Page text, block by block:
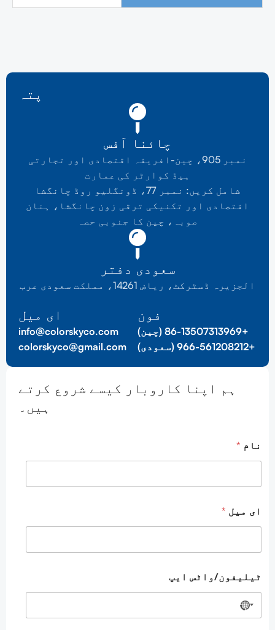
پتہ
چائنا آفس
نمبر 905، چین-افریقہ اقتصادی اور تجارتی
ہیڈ کوارٹر کی عمارت
شامل کریں: نمبر 77، ڈونگلیو روڈ چانگشا
اقتصادی اور تکنیکی ترقی زون چانگشا، ہنان
صوبہ، چین کا جنوبی حصہ
سعودی دفتر
الجزیرہ ڈسٹرکٹ، ریاض 14261، مملکت سعودی عرب
فون
+86-13507313969 (چین)
+966-561208212 (سعودی)
ای میل
info@colorskyco.com
colorskyco@gmail.com
ہم اپنا کاروبار کیسے شروع کرتے
ہیں۔
نام *
ای میل *
ٹیلیفون/واٹس ایپ